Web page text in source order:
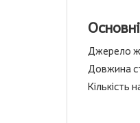
Джерело
Довжина
Кількість